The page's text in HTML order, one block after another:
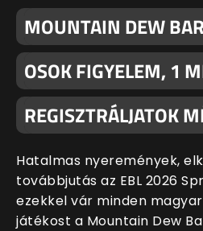
MOUNTAIN DEW
OSOK FIGYELEM, 1
REGISZTRÁLJATOK
Hatalmas nyeremények,
továbbjutás az EBL 2026
ezekkel vár minden
játékost a Mountain Dew